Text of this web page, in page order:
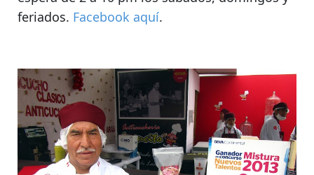
feriados. Facebook aquí.